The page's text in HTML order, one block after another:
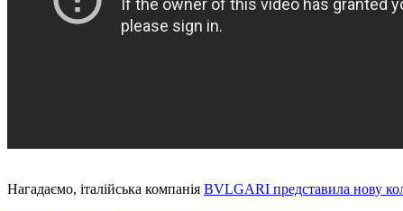
Нагадаємо, італійська компанія BVLGARI представила нову